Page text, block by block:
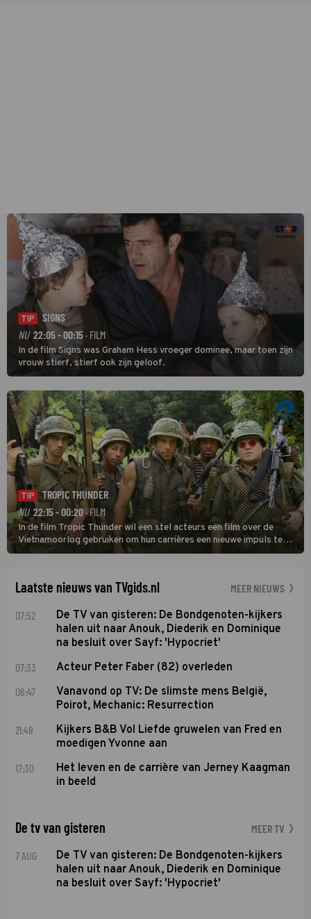
TIP
SIGNS
NU 22:05 - 00:15 · FILM
In de film Signs was Graham Hess vroeger dominee, maar toen zijn
vrouw stierf, stierf ook zijn geloof.
TIP
TROPIC THUNDER
NU 22:15 - 00:20· FILM
In de film Tropic Thunder wil een stel acteurs een film over de
Vietnamoorlog gebruiken om hun carrières een nieuwe impuls te
geven, maar tijdens de opnamen in het zuiden van Vietnam komen
Laatste nieuws van TVgids.nl MEER NIEUWS
07:52
De TV van gisteren: De Bondgenoten-kijkers
halen uit naar Anouk, Diederik en Dominique
na besluit over Sayf: 'Hypocriet'
07:33 Acteur Peter Faber (82) overleden
06:47
Vanavond op TV: De slimste mens België,
Poirot, Mechanic: Resurrection
21:48
Kijkers B&B Vol Liefde gruwelen van Fred en
moedigen Yvonne aan
17:30
Het leven en de carrière van Jerney Kaagman
in beeld
De tv van gisteren MEER TV
7 AUG
De TV van gisteren: De Bondgenoten-kijkers
halen uit naar Anouk, Diederik en Dominique
na besluit over Sayf: 'Hypocriet'